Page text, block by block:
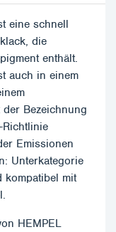
eine schnell
die
enthält.
auch in einem
Bezeichnung
Emissionen
Unterkategorie
kompatibel mit
HEMPEL